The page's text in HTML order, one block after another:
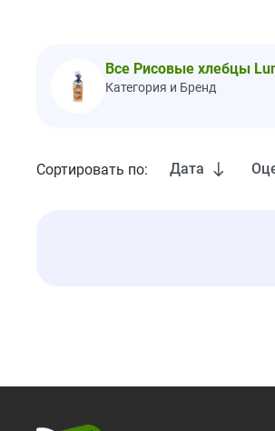
Все Рисовые хлебцы
Категория и Бренд
Сортировать по: Дата